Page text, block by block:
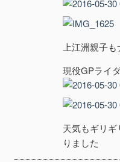
上江洲親子も
現役GPライ
天気もギリ
りました